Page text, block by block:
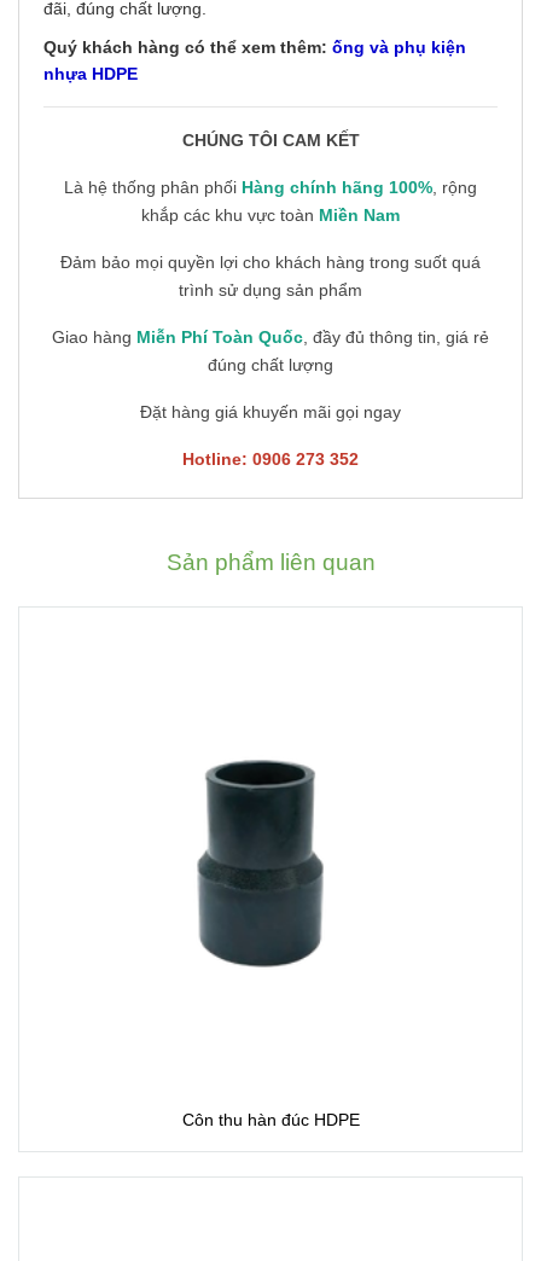
đãi, đúng chất lượng.
Quý khách hàng có thể xem thêm: ống và phụ kiện
nhựa HDPE
CHÚNG TÔI CAM KẾT
Là hệ thống phân phối Hàng chính hãng 100% , rộng
khắp các khu vực toàn Miền Nam
Đảm bảo mọi quyền lợi cho khách hàng trong suốt quá
trình sử dụng sản phẩm
Giao hàng Miễn Phí Toàn Quốc , đầy đủ thông tin, giá rẻ
đúng chất lượng
Đặt hàng giá khuyến mãi gọi ngay
Hotline: 0906 273 352
Sản phẩm liên quan
Côn thu hàn đúc HDPE